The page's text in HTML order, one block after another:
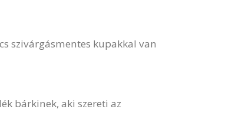
szivárgásmentes kupakkal van
bárkinek, aki szereti az